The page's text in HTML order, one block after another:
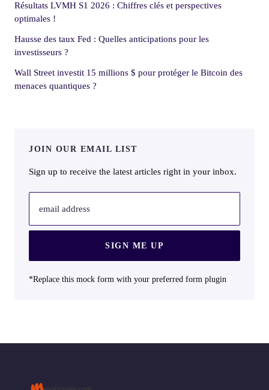
Résultats LVMH S1 2026 : Chiffres clés et perspectives
optimales !
Hausse des taux Fed : Quelles anticipations pour les
investisseurs ?
Wall Street investit 15 millions $ pour protéger le Bitcoin des
menaces quantiques ?
JOIN OUR EMAIL LIST
Sign up to receive the latest articles right in your inbox.
email address
SIGN ME UP
*Replace this mock form with your preferred form plugin